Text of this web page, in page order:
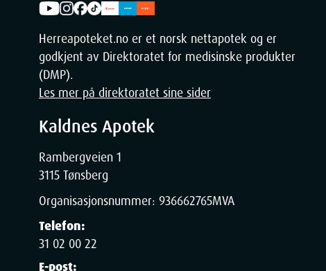
Herreapoteket.no er et norsk nettapotek og er
godkjent av Direktoratet for medisinske produkter
(DMP).
Les mer på direktoratet sine sider
Kaldnes Apotek
Rambergveien 1
3115 Tønsberg
Organisasjonsnummer: 936662765MVA
Telefon:
31 02 00 22
E-post: